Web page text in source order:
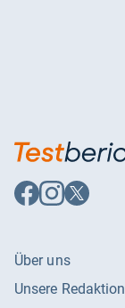
Auf
Facebook
Auf
Instagram
Auf
X
Über uns
Unsere Redaktion